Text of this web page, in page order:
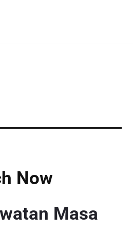
Now
Masa